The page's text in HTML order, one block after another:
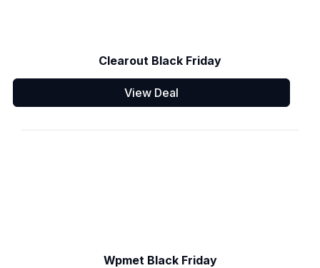
Clearout Black Friday
View Deal
Wpmet Black Friday